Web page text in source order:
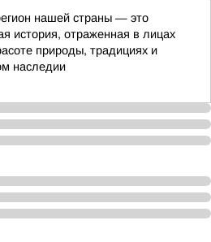
нашей страны — это
история, отраженная в лицах
природы, традициях и
наследии